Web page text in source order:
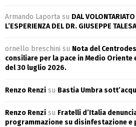
Armando Laporta su DAL
L’ESPERIENZA DEL DR. GIUSEPPE
ornello breschini su Nota del
consiliare per la pace in Medio
del 30 luglio 2026.
Renzo Renzi su Bastia Umbra
Renzo Renzi su Fratelli d’Italia
programmazione su disinfestazione e